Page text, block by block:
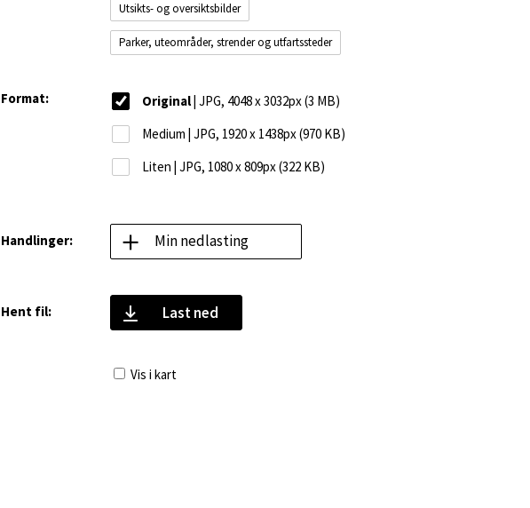
Utsikts- og oversiktsbilder
Parker, uteområder, strender og utfartssteder
Format: Original| JPG, 4048 x 3032px (3 MB)
Medium | JPG, 1920 x 1438px (970 KB)
Liten | JPG, 1080 x 809px (322 KB)
Handlinger: Min nedlasting
Hent fil: Last ned
Vis i kart